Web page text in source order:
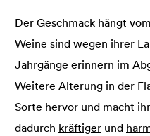
Der Geschmack hängt
Weine sind wegen ihrer
Jahrgänge erinnern im
Weitere Alterung in der
Sorte hervor und macht
dadurch kräftiger und